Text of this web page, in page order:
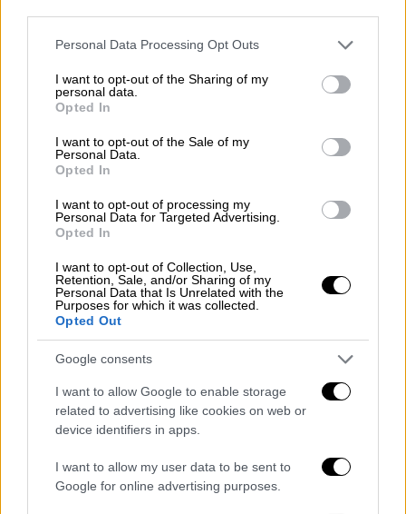
Please note that this website/app uses one or more Google
not limited to your visit or usage behaviour. You may click to
grant or deny consent to Google and its third-party tags to
use your data for below specified purposes in below Google
consent section.
Personal Data Processing Opt Outs
I want to opt-out of the Sharing of my
personal data.
Opted In
I want to opt-out of the Sale of my
Personal Data.
Opted In
I want to opt-out of processing my
Personal Data for Targeted Advertising.
Opted In
I want to opt-out of Collection, Use,
Retention, Sale, and/or Sharing of my
Personal Data that Is Unrelated with the
Purposes for which it was collected.
Opted Out
Google consents
I want to allow Google to enable storage
related to advertising like cookies on web or
device identifiers in apps.
I want to allow my user data to be sent to
Google for online advertising purposes.
— PAOK FC (@PAOK_FC)October 9,
2024
: «Η ποδοσφαιρική οικογένεια της ΑΕΚ
εκφράζει τη βαθιά οδύνη της για την
μας ομάδας και του Παναθηναϊκού, Τζορτζ
Μπάλντοκ και απευθύνει θερμά
συλλυπητήρια στην οικογένεια και τους
οικείους του».
Η ποδοσφαιρική οικογένεια της
ΑΕΚ εκφράζει τη βαθιά οδύνη της
για την απώλεια του ποδοσφαιριστή
της Εθνικής μας ομάδας και του
Παναθηναϊκού, Τζορτζ Μπάλντοκ
και απευθύνει θερμά συλλυπητήρια
στην οικογένεια και τους οικείους
του.pic.twitter.com/QgrRbhc6CZ
— AEK F.C. (@AEK_FC_OFFICIAL)
October 9, 2024